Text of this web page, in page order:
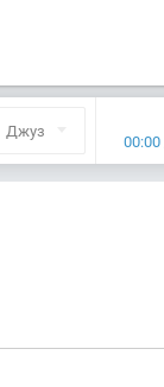
Джуз 00:00